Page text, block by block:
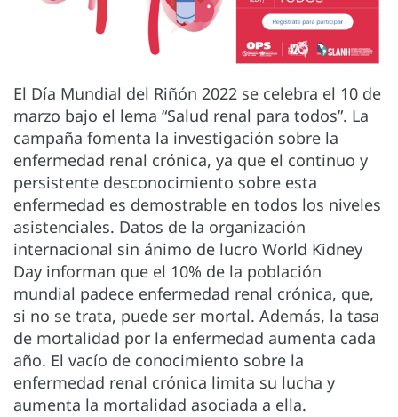
El Día Mundial del Riñón 2022 se celebra el 10 de
marzo bajo el lema “Salud renal para todos”. La
campaña fomenta la investigación sobre la
enfermedad renal crónica, ya que el continuo y
persistente desconocimiento sobre esta
enfermedad es demostrable en todos los niveles
asistenciales. Datos de la organización
internacional sin ánimo de lucro World Kidney
Day informan que el 10% de la población
mundial padece enfermedad renal crónica, que,
si no se trata, puede ser mortal. Además, la tasa
de mortalidad por la enfermedad aumenta cada
año. El vacío de conocimiento sobre la
enfermedad renal crónica limita su lucha y
aumenta la mortalidad asociada a ella.